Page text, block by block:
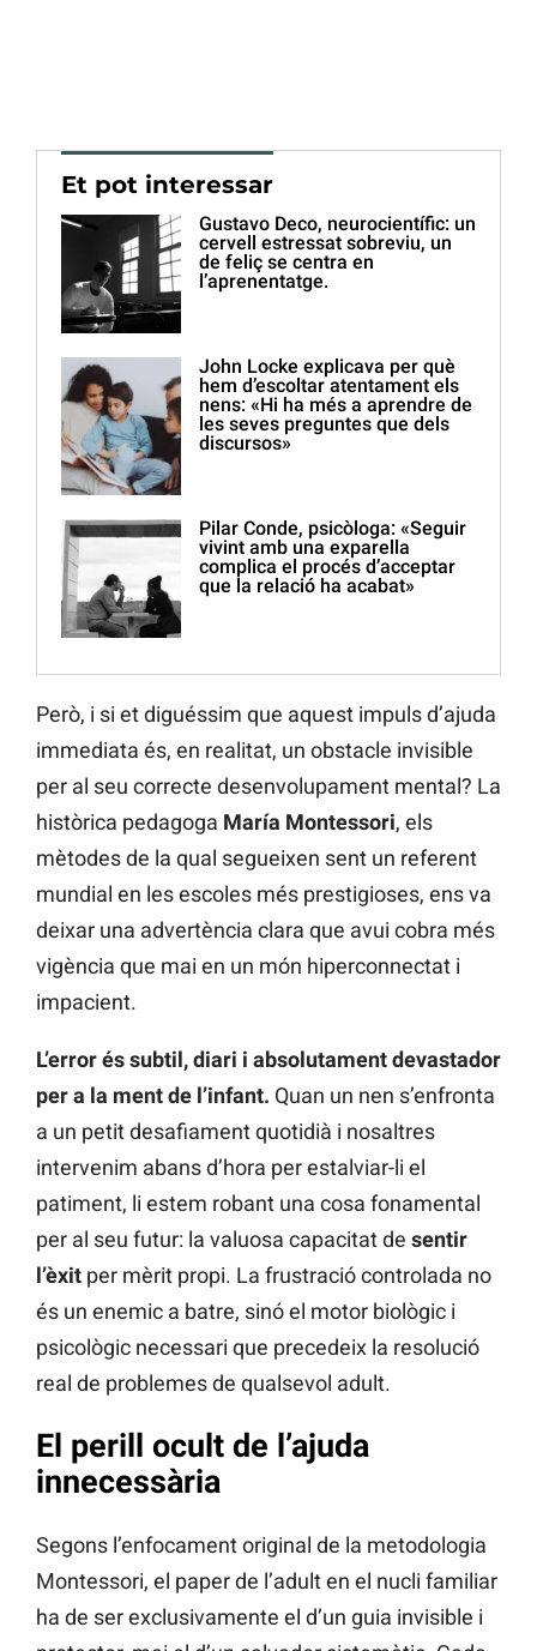
Et pot interessar
Gustavo Deco, neurocientífic: un
cervell estressat sobreviu, un
de feliç se centra en
l’aprenentatge.
John Locke explicava per què
hem d’escoltar atentament els
nens: «Hi ha més a aprendre de
les seves preguntes que dels
discursos»
Pilar Conde, psicòloga: «Seguir
vivint amb una exparella
complica el procés d’acceptar
que la relació ha acabat»
Però, i si et diguéssim que aquest impuls d’ajuda
immediata és, en realitat, un obstacle invisible
per al seu correcte desenvolupament mental? La
històrica pedagoga María Montessori, els
mètodes de la qual segueixen sent un referent
mundial en les escoles més prestigioses, ens va
deixar una advertència clara que avui cobra més
vigència que mai en un món hiperconnectat i
impacient.
L’error és subtil, diari i absolutament devastador
per a la ment de l’infant. Quan un nen s’enfronta
a un petit desafiament quotidià i nosaltres
intervenim abans d’hora per estalviar-li el
patiment, li estem robant una cosa fonamental
per al seu futur: la valuosa capacitat de sentir
l’èxit per mèrit propi. La frustració controlada no
és un enemic a batre, sinó el motor biològic i
psicològic necessari que precedeix la resolució
real de problemes de qualsevol adult.
El perill ocult de l’ajuda
innecessària
Segons l’enfocament original de la metodologia
Montessori, el paper de l’adult en el nucli familiar
ha de ser exclusivamente el d’un guia invisible i